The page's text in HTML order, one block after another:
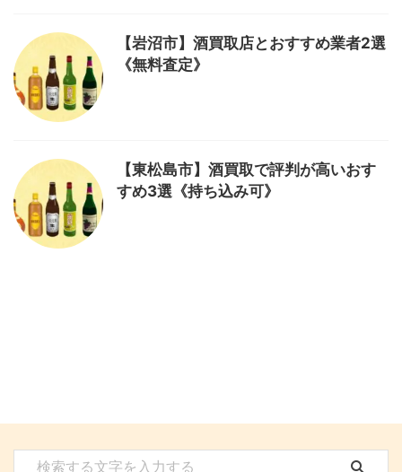
【岩沼市】酒買取店とおすすめ業者2選
《無料査定》
【東松島市】酒買取で評判が高いおす
すめ3選《持ち込み可》